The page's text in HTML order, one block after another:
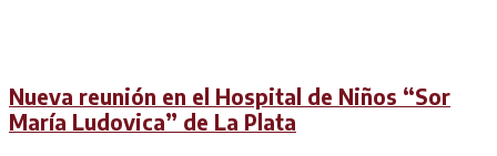
Nueva reunión en el Hospital de Niños “Sor
María Ludovica” de La Plata